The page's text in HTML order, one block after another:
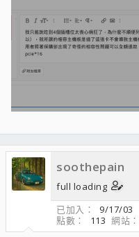
soothepain
full loading
已加入
9/17/03
點數
113 網站